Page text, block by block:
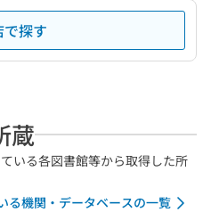
で探す
蔵
いる各図書館等から取得した所
る機関・データベースの一覧